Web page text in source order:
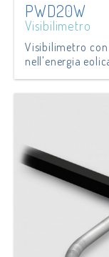
PWD20W
Visibilimetro
Visibilimetro
nell'energia